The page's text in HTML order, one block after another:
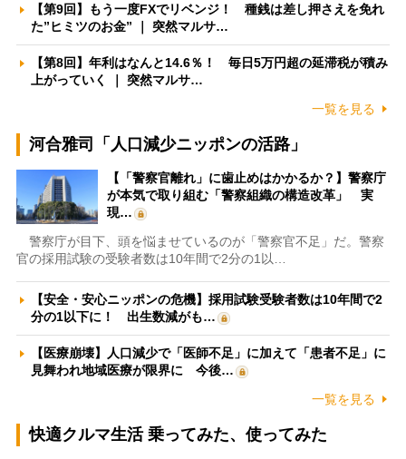
【第9回】もう一度FXでリベンジ！ 種銭は差し押さえを免れ
た”ヒミツのお金” ｜ 突然マルサ…
【第8回】年利はなんと14.6％！ 毎日5万円超の延滞税が積み
上がっていく ｜ 突然マルサ…
一覧を見る
河合雅司「人口減少ニッポンの活路」
【「警察官離れ」に歯止めはかかるか？】警察庁
が本気で取り組む「警察組織の構造改革」 実
現…
警察庁が目下、頭を悩ませているのが「警察官不足」だ。警察
官の採用試験の受験者数は10年間で2分の1以…
【安全・安心ニッポンの危機】採用試験受験者数は10年間で2
分の1以下に！ 出生数減がも…
【医療崩壊】人口減少で「医師不足」に加えて「患者不足」に
見舞われ地域医療が限界に 今後…
一覧を見る
快適クルマ生活 乗ってみた、使ってみた